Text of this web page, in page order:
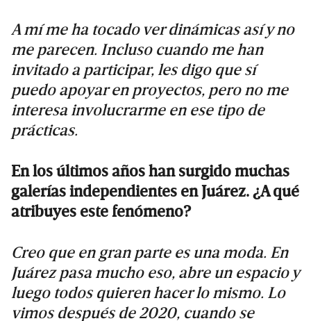
A mí me ha tocado ver dinámicas así y no
me parecen. Incluso cuando me han
invitado a participar, les digo que sí
puedo apoyar en proyectos, pero no me
interesa involucrarme en ese tipo de
prácticas.
En los últimos años han surgido muchas
galerías independientes en Juárez. ¿A qué
atribuyes este fenómeno?
Creo que en gran parte es una moda. En
Juárez pasa mucho eso, abre un espacio y
luego todos quieren hacer lo mismo. Lo
vimos después de 2020, cuando se